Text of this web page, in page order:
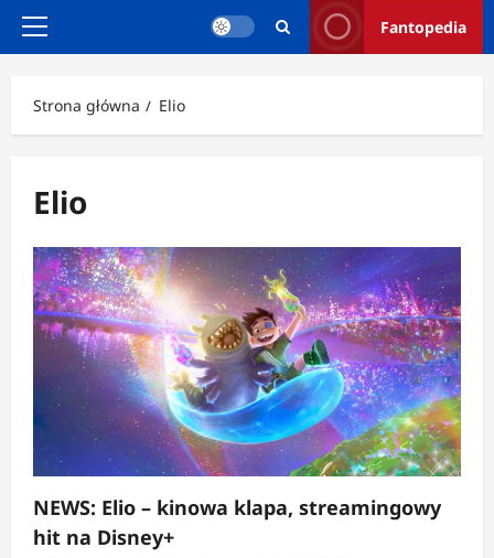
Menu
Fantopedia
Strona główna Elio
Elio
NEWS: Elio – kinowa klapa, streamingowy
hit na Disney+